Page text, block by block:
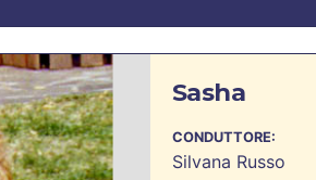
Sasha
CONDUTTORE:
Silvana Russo